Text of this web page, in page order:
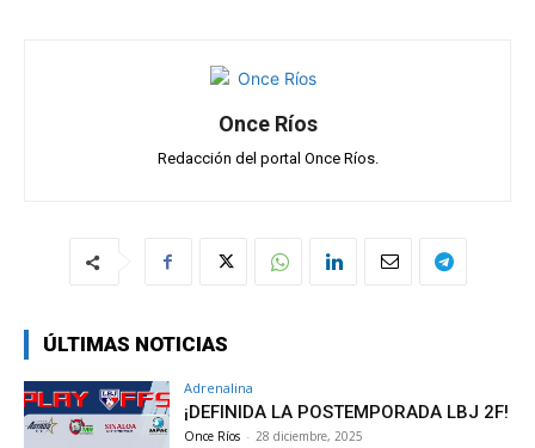
Once Ríos
Redacción del portal Once Ríos.
ÚLTIMAS NOTICIAS
Adrenalina
¡DEFINIDA LA POSTEMPORADA LBJ 2F!
Once Ríos - 28 diciembre, 2025